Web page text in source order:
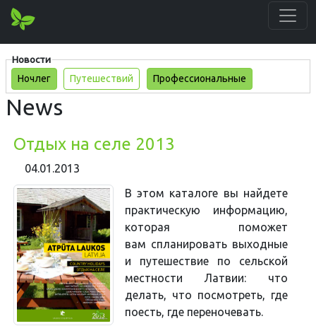
Новости
Ночлег
Путешествий Профессиональные
News
Отдых на селе 2013
04.01.2013
В этом каталоге вы найдете
практическую информацию,
которая поможет
вам спланировать выходные
и путешествие по сельской
местности Латвии: что
делать, что посмотреть, где
поесть, где переночевать.